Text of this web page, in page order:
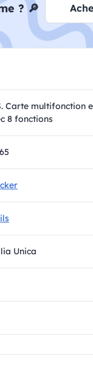
? 🔎
Carte multifonction
8 fonctions
Unica